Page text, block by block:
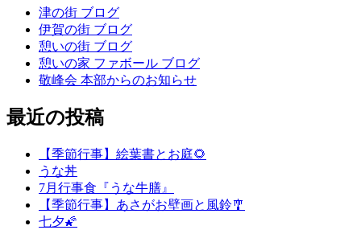
津の街 ブログ
伊賀の街 ブログ
憩いの街 ブログ
憩いの家 ファボール ブログ
敬峰会 本部からのお知らせ
最近の投稿
【季節行事】絵葉書とお庭🌻
うな丼
7月行事食『うな牛膳』
【季節行事】あさがお壁画と風鈴🎐
七夕🌠